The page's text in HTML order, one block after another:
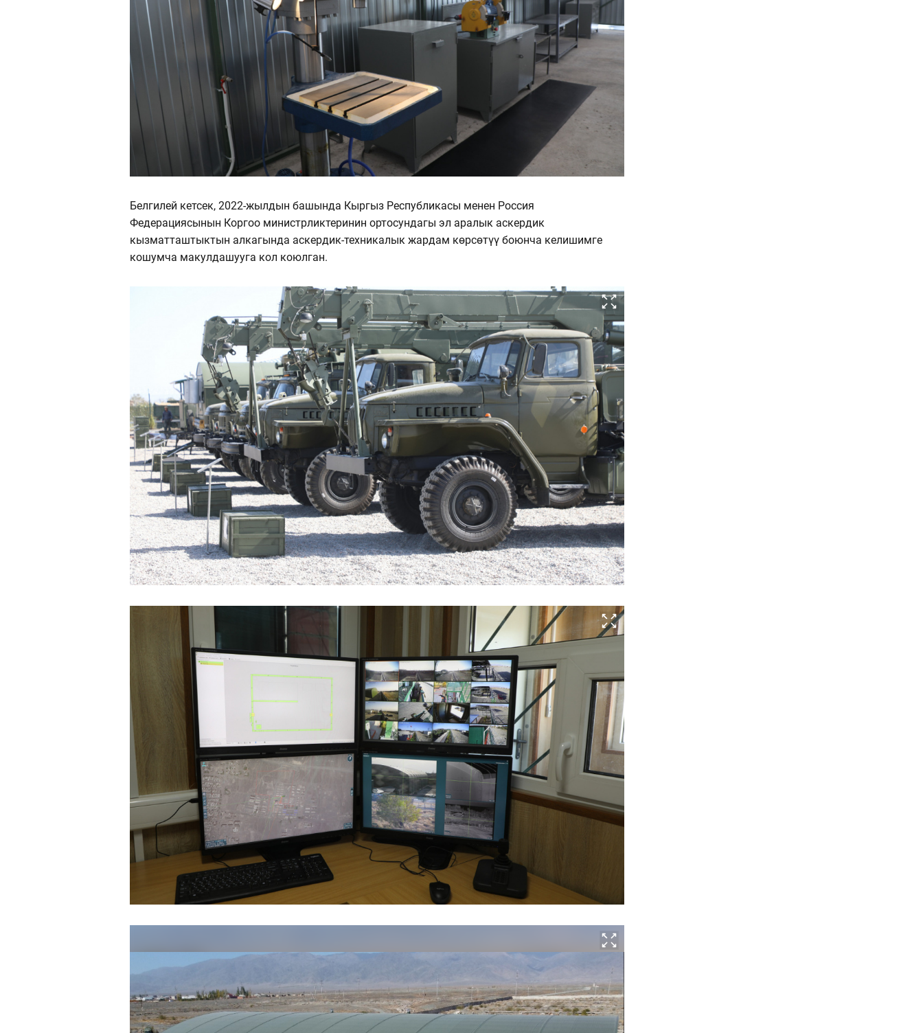
Белгилей кетсек, 2022-жылдын башында Кыргыз Республикасы менен Россия
Федерациясынын Коргоо министрликтеринин ортосундагы эл аралык аскердик
кызматташтыктын алкагында аскердик-техникалык жардам көрсөтүү боюнча келишимге
кошумча макулдашууга кол коюлган.